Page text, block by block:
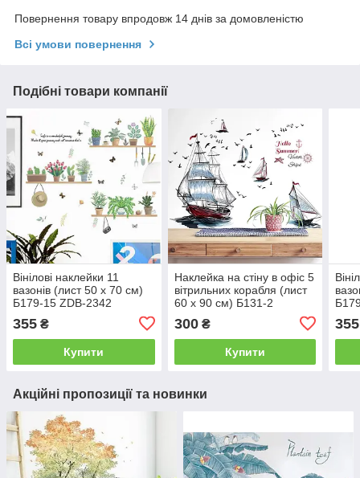
Повернення товару впродовж 14 днів за домовленістю
Всі умови повернення
Подібні товари компанії
Вінілові наклейки 11
вазонів (лист 50 х 70 см)
Б179-15 ZDB-2342
355 ₴
Купити
Наклейка на стіну в офіс 5
вітрильних корабля (лист
60 х 90 см) Б131-2
300₴
Купити
355
Акційні пропозиції та новинки